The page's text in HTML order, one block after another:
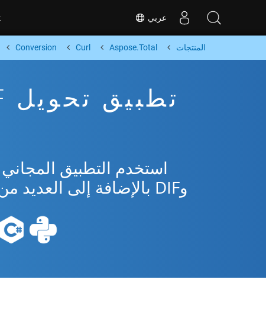
عربي
المنتجات Aspose.Total
Curl
Conversion
وDIF بالإضافة إلى العديد من التنسيقات الشائعة من Microsoft